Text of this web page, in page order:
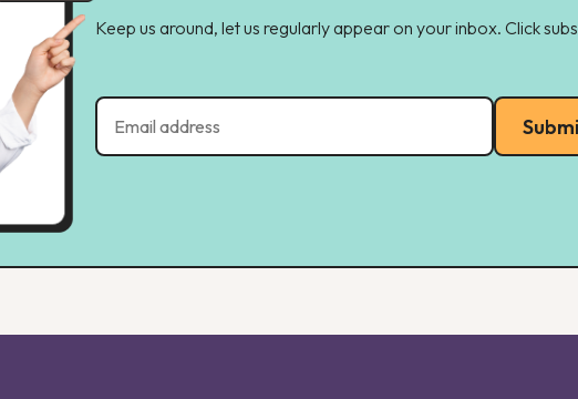
Keep us around, let us regularly appear on your inbox. Click